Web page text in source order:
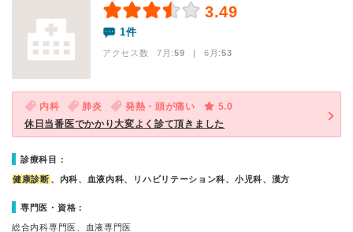
3.49
1件
アクセス数 7月:59 | 6月:53
内科 肺炎 発熱・頭が痛い
5.0
休日当番医でかかり大変よく診て頂きました
診療科目：
健康診断 、内科、血液内科、リハビリテーション科、小児科、漢方
専門医・資格：
総合内科専門医、血液専門医